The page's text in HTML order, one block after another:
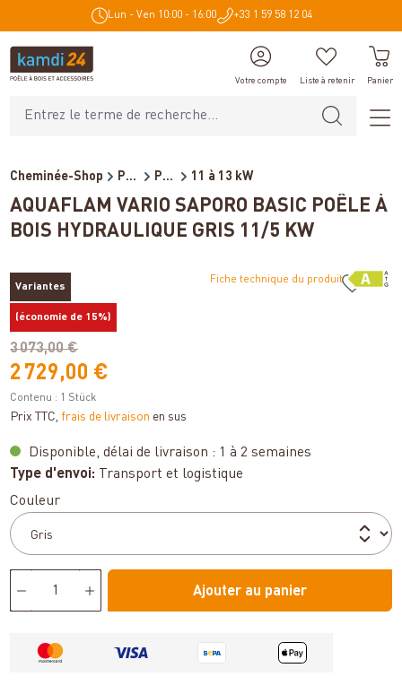
principal Lun - Ven 10:00 - 16:00 +33 1 59 58 12 04
Votre compte Liste à retenir Panier
Cheminée-Shop Poêles et cheminées Poêles à bois bouilleur 11 à 13 kW
AQUAFLAM VARIO SAPORO BASIC POÊLE À
BOIS HYDRAULIQUE GRIS 11/5 KW
Variantes
(économie de 15%)
Fiche technique du produit
%
3 073,00 €
2 729,00 €
Contenu : 1 Stück
Prix TTC, frais de livraison en sus
Disponible, délai de livraison : 1 à 2 semaines
Type d'envoi: Transport et logistique
Sélectionnez
Couleur
Ajouter au panier